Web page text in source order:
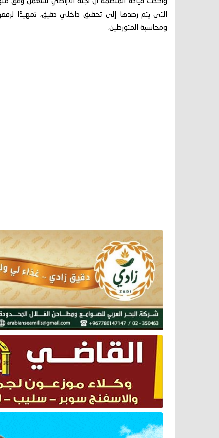
وأكدت قيادة المنظمة أن لجنة الأراضي ستعمل وفق
التي يتم رصدها إلى تحقيق داخلي دقيق، تمهيدًا
ومحاسبة المتورطين.